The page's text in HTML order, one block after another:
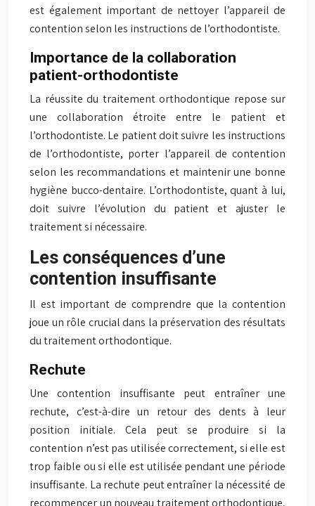
est également important de nettoyer l’appareil de
contention selon les instructions de l’orthodontiste.
Importance de la collaboration
patient-orthodontiste
La réussite du traitement orthodontique repose sur
une collaboration étroite entre le patient et
l’orthodontiste. Le patient doit suivre les instructions
de l’orthodontiste, porter l’appareil de contention
selon les recommandations et maintenir une bonne
hygiène bucco-dentaire. L’orthodontiste, quant à lui,
doit suivre l’évolution du patient et ajuster le
traitement si nécessaire.
Les conséquences d’une
contention insuffisante
Il est important de comprendre que la contention
joue un rôle crucial dans la préservation des résultats
du traitement orthodontique.
Rechute
Une contention insuffisante peut entraîner une
rechute, c’est-à-dire un retour des dents à leur
position initiale. Cela peut se produire si la
contention n’est pas utilisée correctement, si elle est
trop faible ou si elle est utilisée pendant une période
insuffisante. La rechute peut entraîner la nécessité de
recommencer un nouveau traitement orthodontique,